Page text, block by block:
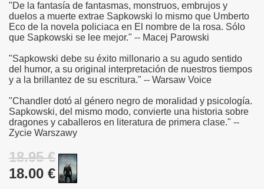
"De la fantasía de fantasmas, monstruos, embrujos y
duelos a muerte extrae Sapkowski lo mismo que Umberto
Eco de la novela policiaca en El nombre de la rosa. Sólo
que Sapkowski se lee mejor." -- Macej Parowski
"Sapkowski debe su éxito millonario a su agudo sentido
del humor, a su original interpretación de nuestros tiempos
y a la brillantez de su escritura." -- Warsaw Voice
"Chandler dotó al género negro de moralidad y psicología.
Sapkowski, del mismo modo, convierte una historia sobre
dragones y caballeros en literatura de primera clase." --
Zycie Warszawy
18.95 €
18.00 €